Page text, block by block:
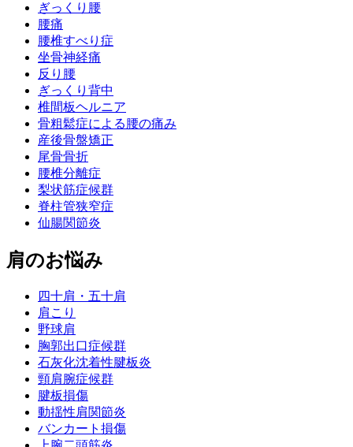
ぎっくり腰
腰痛
腰椎すべり症
坐骨神経痛
反り腰
ぎっくり背中
椎間板ヘルニア
骨粗鬆症による腰の痛み
産後骨盤矯正
尾骨骨折
腰椎分離症
梨状筋症候群
脊柱管狭窄症
仙腸関節炎
肩のお悩み
四十肩・五十肩
肩こり
野球肩
胸郭出口症候群
石灰化沈着性腱板炎
頸肩腕症候群
腱板損傷
動揺性肩関節炎
バンカート損傷